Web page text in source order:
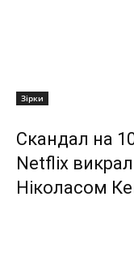
Зірки
Скандал на
Netflix
Ніколасом